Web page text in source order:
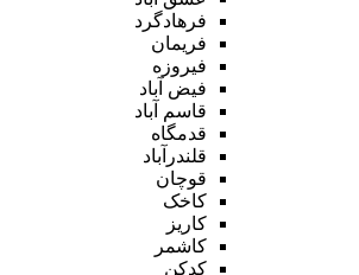
فرهادگرد
فریمان
فیروزه
فیض آباد
قاسم آباد
قدمگاه
قلندرآباد
قوچان
کاخک
کاریز
کاشمر
کدکن